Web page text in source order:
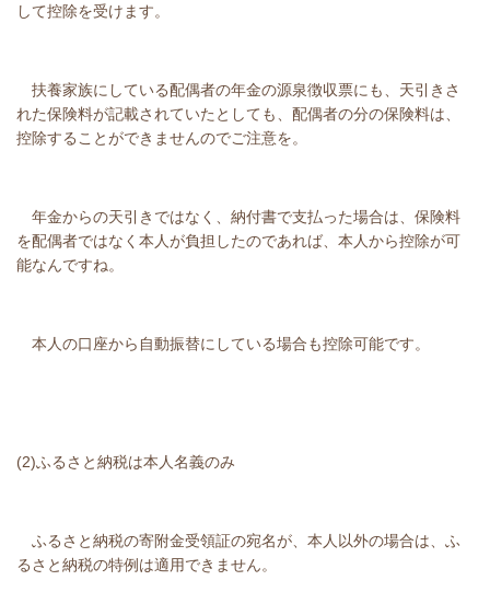
して控除を受けます。
扶養家族にしている配偶者の年金の源泉徴収票にも、天引きさ
れた保険料が記載されていたとしても、配偶者の分の保険料は、
控除することができませんのでご注意を。
年金からの天引きではなく、納付書で支払った場合は、保険料
を配偶者ではなく本人が負担したのであれば、本人から控除が可
能なんですね。
本人の口座から自動振替にしている場合も控除可能です。
(2)ふるさと納税は本人名義のみ
ふるさと納税の寄附金受領証の宛名が、本人以外の場合は、ふ
るさと納税の特例は適用できません。